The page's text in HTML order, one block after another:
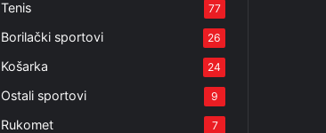
Tenis 77
Borilački sportovi 26
Košarka 24
Ostali sportovi 9
Rukomet 7